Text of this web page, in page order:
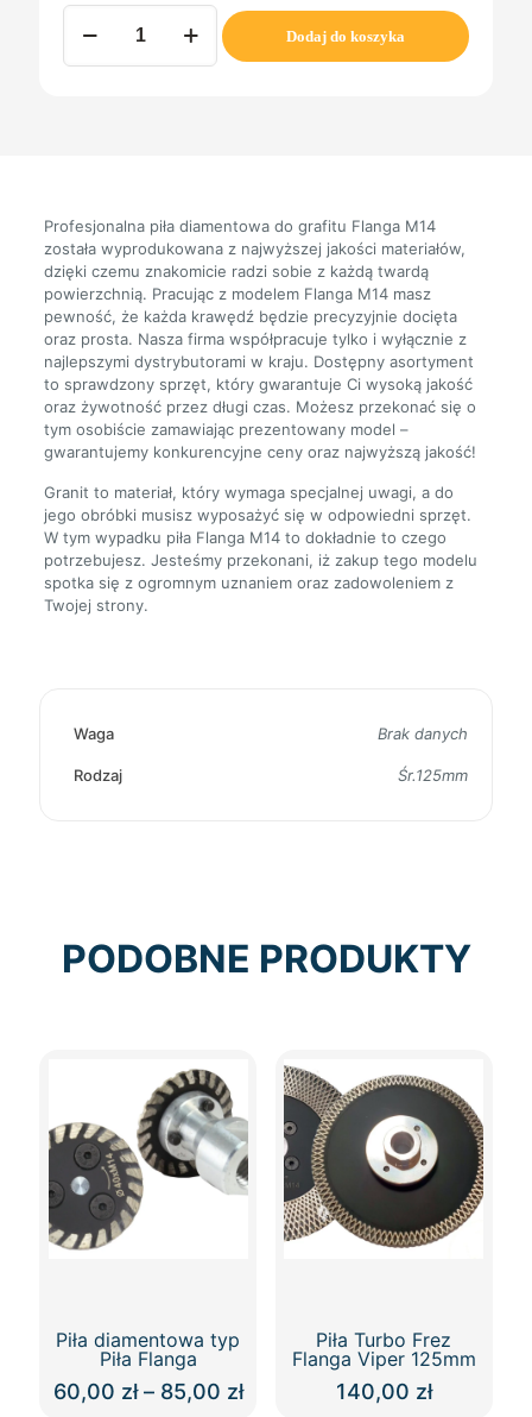
ilość
Piła
diamentowa
Dodaj do koszyka
Profesjonalna piła diamentowa do grafitu Flanga M14
została wyprodukowana z najwyższej jakości materiałów,
dzięki czemu znakomicie radzi sobie z każdą twardą
powierzchnią. Pracując z modelem Flanga M14 masz
pewność, że każda krawędź będzie precyzyjnie docięta
oraz prosta. Nasza firma współpracuje tylko i wyłącznie z
najlepszymi dystrybutorami w kraju. Dostępny asortyment
to sprawdzony sprzęt, który gwarantuje Ci wysoką jakość
oraz żywotność przez długi czas. Możesz przekonać się o
tym osobiście zamawiając prezentowany model –
gwarantujemy konkurencyjne ceny oraz najwyższą jakość!
Granit to materiał, który wymaga specjalnej uwagi, a do
jego obróbki musisz wyposażyć się w odpowiedni sprzęt.
W tym wypadku piła Flanga M14 to dokładnie to czego
potrzebujesz. Jesteśmy przekonani, iż zakup tego modelu
spotka się z ogromnym uznaniem oraz zadowoleniem z
Twojej strony.
Waga Brak danych
Rodzaj Śr.125mm
PODOBNE PRODUKTY
Piła diamentowa typ
Piła Flanga
60,00 zł – 85,00 złZakres
Piła Turbo Frez
Flanga Viper 125mm
140,00 zł